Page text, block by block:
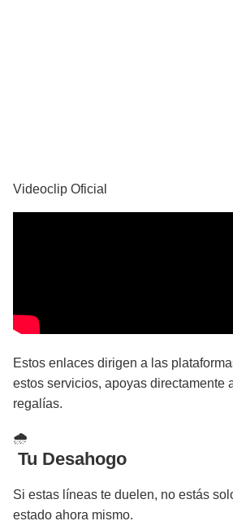
Videoclip Oficial
Estos enlaces dirigen a las
estos servicios, apoyas directamente
regalías.
🌧
️ Tu Desahogo
Si estas líneas te duelen, no estás
estado ahora mismo.